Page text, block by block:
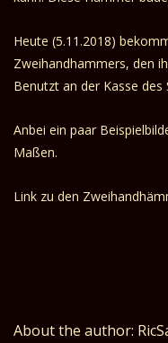
Heute (5.11.2018)
Zweihandhammers, den
Benutzt an der Kasse
Anbei ein paar
Maßen.
Link zu den
About the author: